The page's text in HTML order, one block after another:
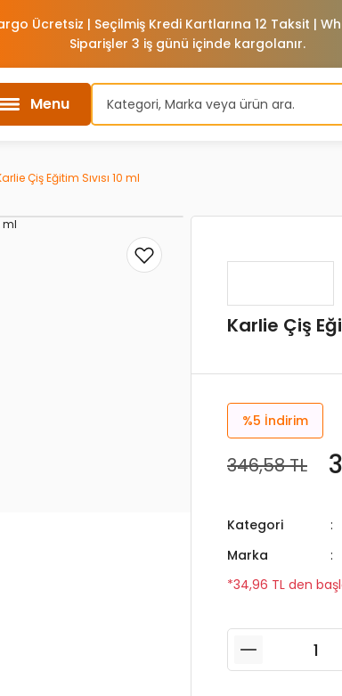
Ücretsiz | Seçilmiş Kredi Kartlarına 12 Taksit |
Siparişler 3 iş günü içinde kargolanır.
Menu
Çiş Eğitim Sıvısı 10 ml
Karlie Çiş
%5 İndirim
346,58 TL
Kategori
Marka
*34,96 TL den